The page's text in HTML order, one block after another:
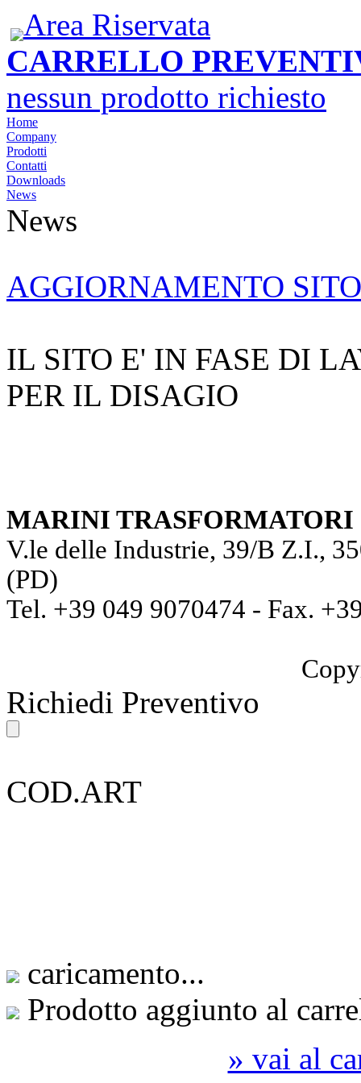
Area Riservata
CARRELLO
nessun prodotto richiesto
Home
Company
Prodotti
Contatti
Downloads
News
News
AGGIORNAMENTO SITO
IL SITO E' IN FASE DI
PER IL DISAGIO
MARINI TRASFORMATORI
V.le delle Industrie, 39/B Z.I.,
(PD)
Tel. +39 049 9070474 - Fax.
Richiedi Preventivo
COD.ART
caricamento...
Prodotto aggiunto al
» vai al